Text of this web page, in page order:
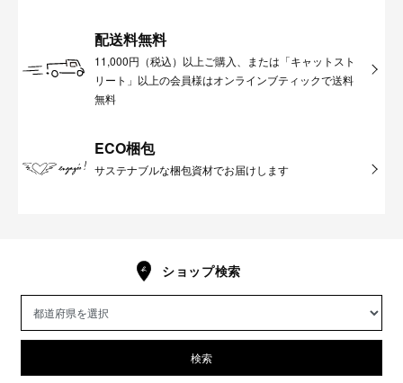
配送料無料
11,000円（税込）以上ご購入、または「キャットスト
リート」以上の会員様はオンラインブティックで送料
無料
ECO梱包
サステナブルな梱包資材でお届けします
ショップ検索
検索